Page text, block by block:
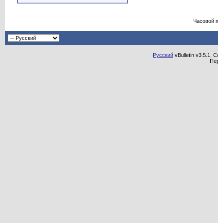
Часовой
Русский vBulletin v3.5.1,